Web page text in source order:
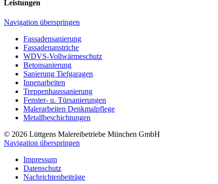
Leistungen
Navigation überspringen
Fassadensanierung
Fassadenanstriche
WDVS-Vollwärmeschutz
Betonsanierung
Sanierung Tiefgaragen
Innenarbeiten
Treppenhaussanierung
Fenster- u. Türsanierungen
Malerarbeiten Denkmalpflege
Metallbeschichtungen
© 2026 Lüttgens Malereibetriebe München GmbH
Navigation überspringen
Impressum
Datenschutz
Nachrichtenbeiträge